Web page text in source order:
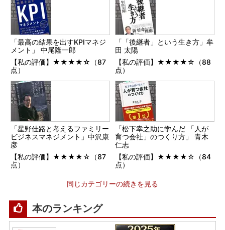
「最高の結果を出すKPIマネジ
メント」 中尾隆一郎
【私の評価】★★★★☆（87
点）
「「後継者」という生き方」牟
田 太陽
【私の評価】★★★★☆（88
点）
「星野佳路と考えるファミリー
ビジネスマネジメント」中沢康
彦
【私の評価】★★★★☆（87
点）
「松下幸之助に学んだ 「人が
育つ会社」のつくり方」 青木
仁志
【私の評価】★★★★☆（84
点）
同じカテゴリーの続きを見る
本のランキング